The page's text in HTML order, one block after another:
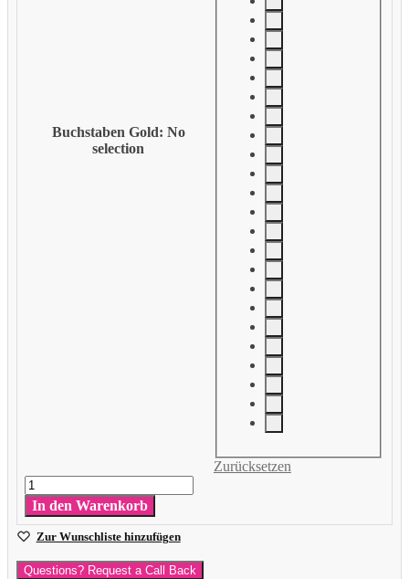
Buchstaben Gold: No
selection
Zurücksetzen
Buchstabe
Gold
Menge
In den Warenkorb
Zur Wunschliste hinzufügen
Questions? Request a Call Back